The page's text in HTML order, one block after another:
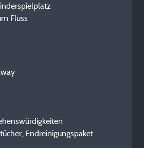
Fluss
Endreinigungspaket